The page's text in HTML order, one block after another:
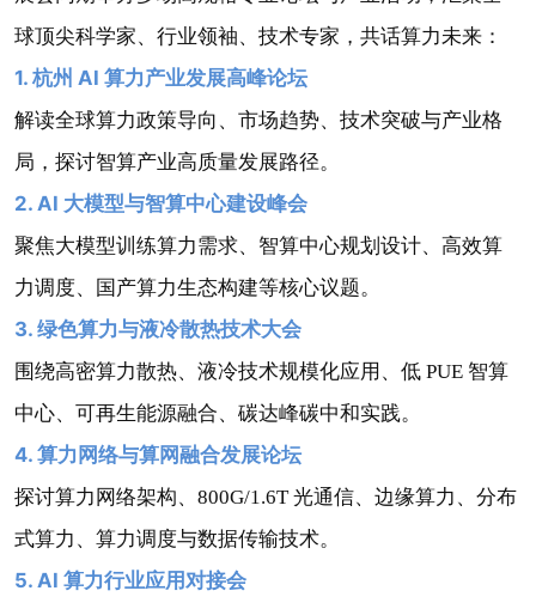
球顶尖科学家、行业领袖、技术专家，共话算力未来：
1. 杭州 AI 算力产业发展高峰论坛
解读全球算力政策导向、市场趋势、技术突破与产业格
局，探讨智算产业高质量发展路径。
2. AI 大模型与智算中心建设峰会
聚焦大模型训练算力需求、智算中心规划设计、高效算
力调度、国产算力生态构建等核心议题。
3. 绿色算力与液冷散热技术大会
围绕高密算力散热、液冷技术规模化应用、低 PUE 智算
中心、可再生能源融合、碳达峰碳中和实践。
4. 算力网络与算网融合发展论坛
探讨算力网络架构、800G/1.6T 光通信、边缘算力、分布
式算力、算力调度与数据传输技术。
5. AI 算力行业应用对接会